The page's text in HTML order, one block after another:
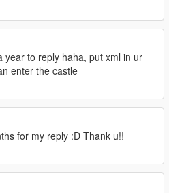
year to reply haha, put xml in ur
enter the castle
for my reply :D Thank u!!